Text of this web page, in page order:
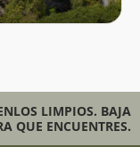
LIMPIOS. BAJA
QUE ENCUENTRES.